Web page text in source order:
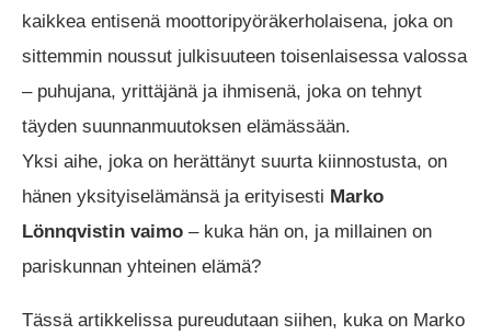
kaikkea entisenä moottoripyöräkerholaisena, joka on
sittemmin noussut julkisuuteen toisenlaisessa valossa
– puhujana, yrittäjänä ja ihmisenä, joka on tehnyt
täyden suunnanmuutoksen elämässään.
Yksi aihe, joka on herättänyt suurta kiinnostusta, on
hänen yksityiselämänsä ja erityisesti Marko
Lönnqvistin vaimo – kuka hän on, ja millainen on
pariskunnan yhteinen elämä?
Tässä artikkelissa pureudutaan siihen, kuka on Marko